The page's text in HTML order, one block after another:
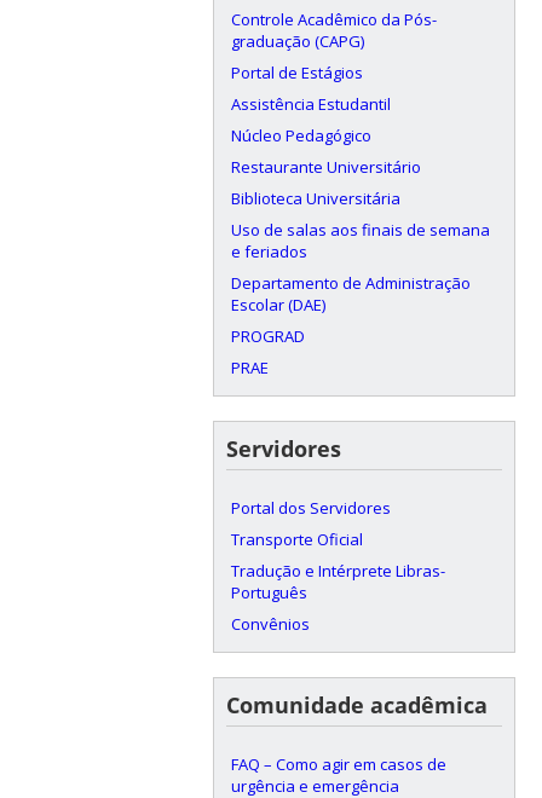
Controle Acadêmico da Pós-
graduação (CAPG)
Portal de Estágios
Assistência Estudantil
Núcleo Pedagógico
Restaurante Universitário
Biblioteca Universitária
Uso de salas aos finais de semana
e feriados
Departamento de Administração
Escolar (DAE)
PROGRAD
PRAE
Servidores
Portal dos Servidores
Transporte Oficial
Tradução e Intérprete Libras-
Português
Convênios
Comunidade acadêmica
FAQ – Como agir em casos de
urgência e emergência